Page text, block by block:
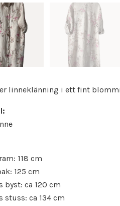
linneklänning i ett fint
118 cm
125 cm
byst: ca 120 cm
stuss: ca 134 cm